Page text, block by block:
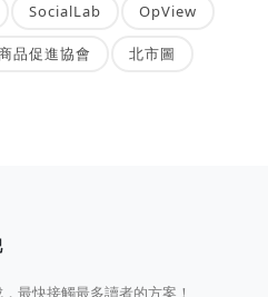
SocialLab OpView
品促進協會 北市圖